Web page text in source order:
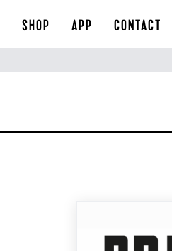
SHOP APP CONTACT